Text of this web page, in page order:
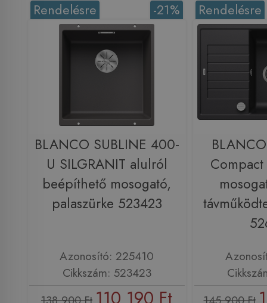
-21%
Rendelésre
BLANCO SUBLINE 400-
U SILGRANIT alulról
beépíthető mosogató,
palaszürke 523423
Azonosító: 225410
Cikkszám: 523423
Rendelésre
Compact